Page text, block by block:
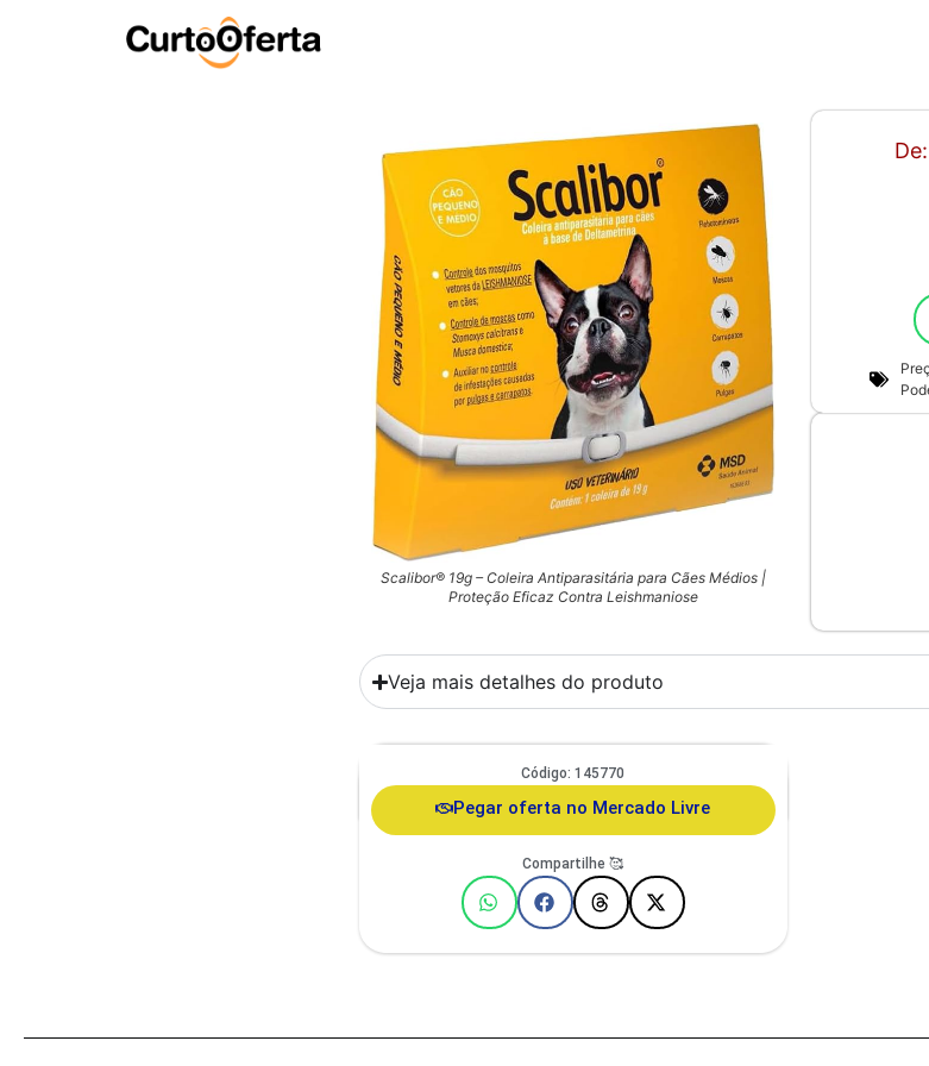
Scalibor® 19g – Coleira Antiparasitária para Cães Médios |
Proteção Eficaz Contra Leishmaniose
Veja mais detalhes do produto
Comedouro Duplo Gato E Cachorro De Pequeno Porte
Itaporã Duo Design
Código: 145770
Pegar oferta no Mercado Livre
Compartilhe 🥰